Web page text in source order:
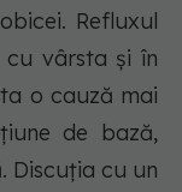
Refluxul
vârsta și în
o cauză mai
de bază,
Discuția cu un